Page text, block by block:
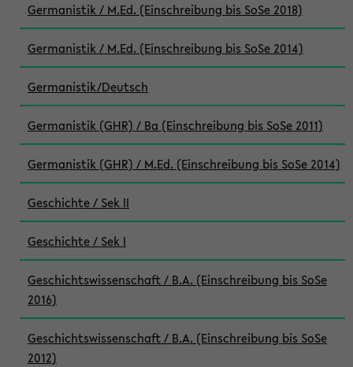
Germanistik / M.Ed. (Einschreibung bis SoSe 2018)
Germanistik / M.Ed. (Einschreibung bis SoSe 2014)
Germanistik/Deutsch
Germanistik (GHR) / Ba (Einschreibung bis SoSe 2011)
Germanistik (GHR) / M.Ed. (Einschreibung bis SoSe 2014)
Geschichte / Sek II
Geschichte / Sek I
Geschichtswissenschaft / B.A. (Einschreibung bis SoSe
2016)
Geschichtswissenschaft / B.A. (Einschreibung bis SoSe
2012)